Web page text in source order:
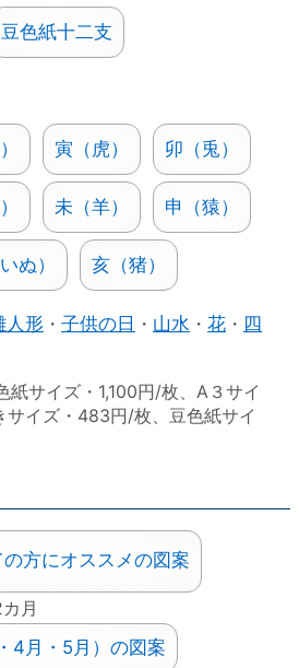
豆色紙十二支
寅（虎） 卯（兎）
未（羊） 申（猿）
ぬ） 亥（猪）
人形 ・ 子供の日 ・ 山水 ・ 花 ・ 四
紙サイズ・1,100円/枚、A３サイ
サイズ・483円/枚、豆色紙サイ
方にオススメの図案
月
4月・5月）の図案